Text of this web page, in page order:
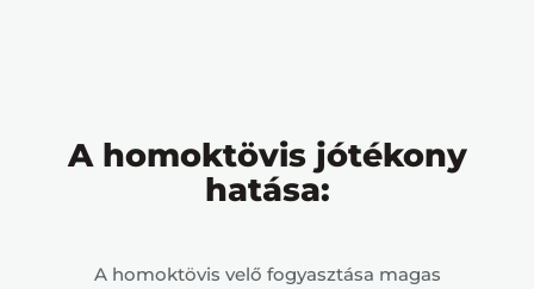
A homoktövis jótékony
hatása:
A homoktövis velő fogyasztása magas